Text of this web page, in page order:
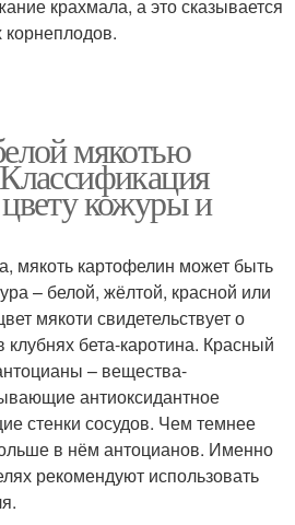
крахмала, а это сказывается
корнеплодов.
мякотью
кожуры и
мякоть картофелин может быть
– белой, жёлтой, красной или
мякоти свидетельствует о
бета-каротина. Красный
– вещества-
антиоксидантное
стенки сосудов. Чем темнее
в нём антоцианов. Именно
рекомендуют использовать